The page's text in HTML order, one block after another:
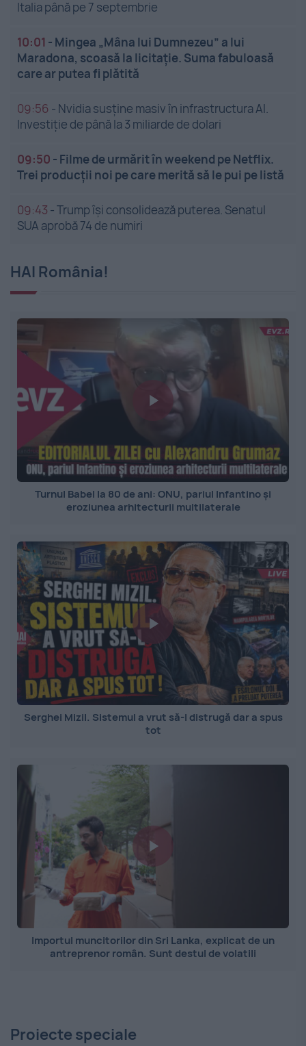
Italia până pe 7 septembrie
10:01 - Mingea „Mâna lui Dumnezeu” a lui
Maradona, scoasă la licitație. Suma fabuloasă
care ar putea fi plătită
09:56 - Nvidia susține masiv în infrastructura AI.
Investiție de până la 3 miliarde de dolari
09:50 - Filme de urmărit în weekend pe Netflix.
Trei producții noi pe care merită să le pui pe listă
09:43 -Trump își consolidează puterea. Senatul
SUA aprobă 74 de numiri
HAI România!
Turnul Babel la 80 de ani: ONU, pariul Infantino și
eroziunea arhitecturii multilaterale
Serghei Mizil. Sistemul a vrut să-l distrugă dar a spus
tot
Importul muncitorilor din Sri Lanka, explicat de un
antreprenor român. Sunt destul de volatili
Proiecte speciale